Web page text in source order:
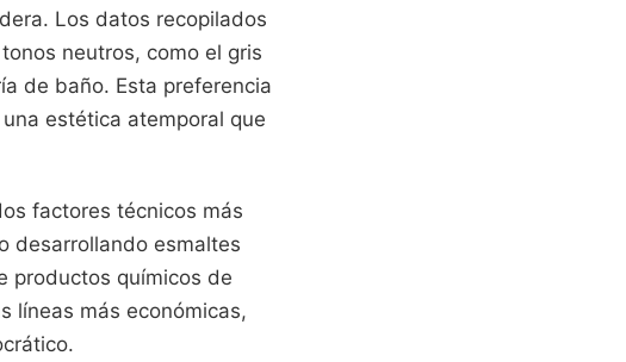
Los datos recopilados
neutros, como el gris
de baño. Esta preferencia
estética atemporal que
factores técnicos más
desarrollando esmaltes
productos químicos de
líneas más económicas,